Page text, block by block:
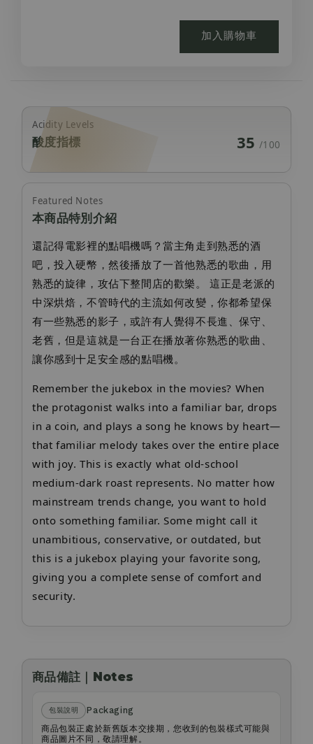
加入購物車
Acidity Levels
酸度指標 35 /100
Featured Notes
本商品特別介紹
還記得電影裡的點唱機嗎？當主角走到熟悉的酒
吧，投入硬幣，然後播放了一首他熟悉的歌曲，用
熟悉的旋律，攻佔下整間店的歡樂。 這正是老派的
中深烘焙，不管時代的主流如何改變，你都希望保
有一些熟悉的影子，或許有人覺得不長進、保守、
老舊，但是這就是一台正在播放著你熟悉的歌曲、
讓你感到十足安全感的點唱機。
Remember the jukebox in the movies? When
the protagonist walks into a familiar bar, drops
in a coin, and plays a song he knows by heart—
that familiar melody takes over the entire place
with joy. This is exactly what old-school
medium-dark roast represents. No matter how
mainstream trends change, you want to hold
onto something familiar. Some might call it
unambitious, conservative, or outdated, but
this is a jukebox playing your favorite song,
giving you a complete sense of comfort and
security.
商品備註｜Notes
包裝說明
Packaging
商品包裝正處於新舊版本交接期，您收到的包裝樣式可能與
商品圖片不同，敬請理解。